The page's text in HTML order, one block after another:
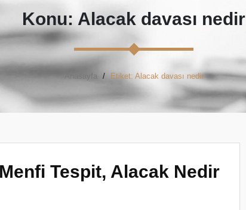
Konu: Alacak davası nedir
Anasayfa Etiket: Alacak davası nedir
Tespit, Alacak Nedir